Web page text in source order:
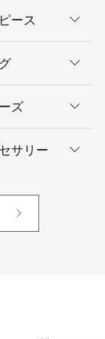
ース
ズ
サリー